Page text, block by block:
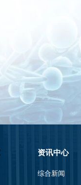
资讯中心
综合新闻